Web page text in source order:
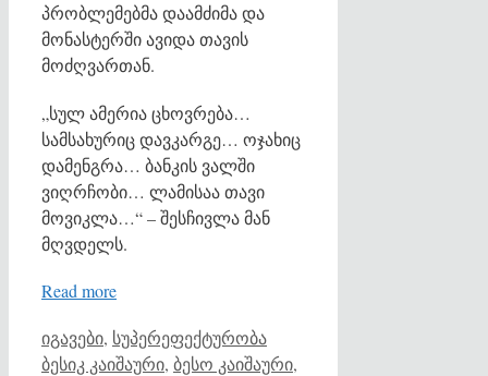
პრობლემებმა დაამძიმა და
მონასტერში ავიდა თავის
მოძღვართან.
„სულ ამერია ცხოვრება…
სამსახურიც დავკარგე… ოჯახიც
დამენგრა… ბანკის ვალში
ვიღრჩობი… ლამისაა თავი
მოვიკლა…“ – შესჩივლა მან
მღვდელს.
Read more
Categories
იგავები, სუპერეფექტურობაTags
ბესიკ კაიშაური, ბესო კაიშაური,